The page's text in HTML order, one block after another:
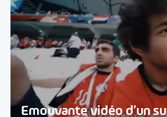
Emouvante vidéo d’un